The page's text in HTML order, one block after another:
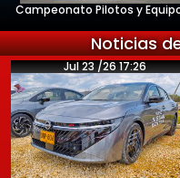
Campeonato Pilotos y
Noticias de
Jul 23 /26 17:26